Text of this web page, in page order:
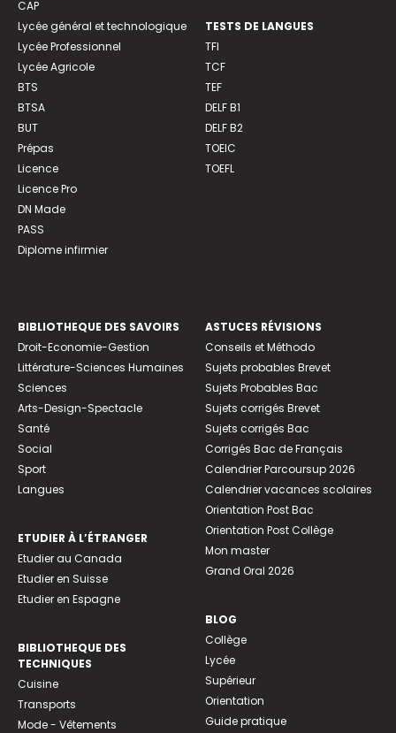
CAP
Lycée général et technologique
Lycée Professionnel
Lycée Agricole
BTS
BTSA
BUT
Prépas
Licence
Licence Pro
DN Made
PASS
Diplome infirmier
TESTS DE LANGUES
TFI
TCF
TEF
DELF B1
DELF B2
TOEIC
TOEFL
BIBLIOTHEQUE DES SAVOIRS
Droit-Economie-Gestion
Littérature-Sciences Humaines
Sciences
Arts-Design-Spectacle
Santé
Social
Sport
Langues
ETUDIER À L’ÉTRANGER
Etudier au Canada
Etudier en Suisse
Etudier en Espagne
BIBLIOTHEQUE DES
TECHNIQUES
Cuisine
Transports
Mode - Vêtements
ASTUCES RÉVISIONS
Conseils et Méthodo
Sujets probables Brevet
Sujets Probables Bac
Sujets corrigés Brevet
Sujets corrigés Bac
Corrigés Bac de Français
Calendrier Parcoursup 2026
Calendrier vacances scolaires
Orientation Post Bac
Orientation Post Collège
Mon master
Grand Oral 2026
BLOG
Collège
Lycée
Supérieur
Orientation
Guide pratique